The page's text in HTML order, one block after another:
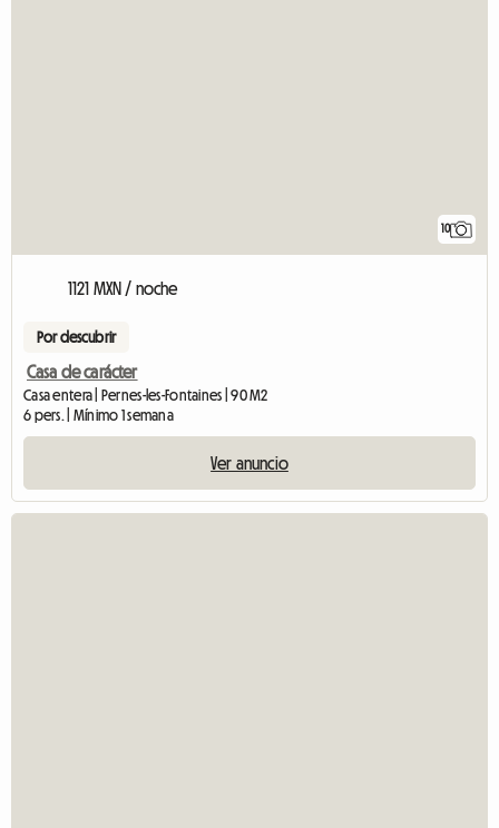
10
1121 MXN / noche
Por descubrir
Casa de carácter
Casa entera | Pernes-les-Fontaines | 90 M2
6 pers. | Mínimo 1 semana
Ver anuncio